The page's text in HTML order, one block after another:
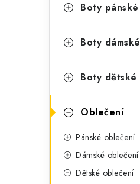
o
t
r
a
kategorie
a
e
o
r
Boty pánské
Boty dámské
Boty dětské
Oblečení
Pánské oblečení
Dámské oblečení
Dětské oblečení